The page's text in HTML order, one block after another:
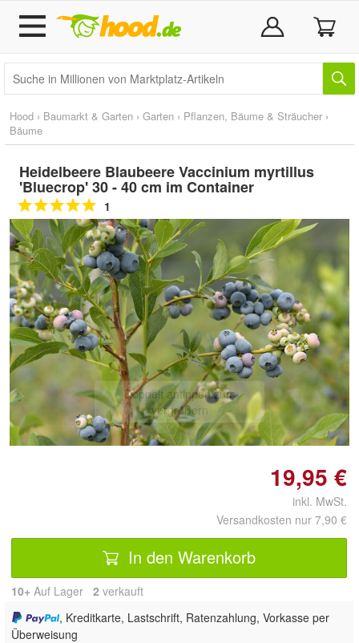
Hood › Baumarkt & Garten › Garten › Pflanzen, Bäume & Sträucher ›
Bäume
Heidelbeere Blaubeere Vaccinium myrtillus
'Bluecrop' 30 - 40 cm im Container
1
Doppelt antippen zum
vergrößern
19,95 €
inkl. MwSt.
Versandkosten nur 7,90 €
In den Warenkorb
10+ Auf Lager 2 verkauft
, Kreditkarte, Lastschrift, Ratenzahlung, Vorkasse per
Überweisung